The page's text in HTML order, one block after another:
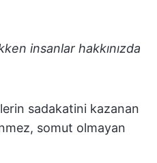
insanlar hakkınızda
sadakatini kazanan
somut olmayan